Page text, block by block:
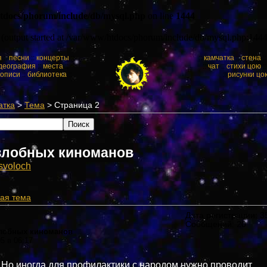
phorum/include/db/mysql.php on line1444
started at /var/www/htdocs/phorum/include/db/
::песни:: концерты
::места::
:: библиотека
:: камчатка::стена
чат:: стихи цою
:: рисунки
>Тема > Страница 2
киноманов
тема
киноманов
Дата регистрации:
Сообщений: 20
иногда для профилактики с народом нужно проводит